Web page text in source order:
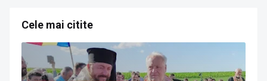
Cele mai citite